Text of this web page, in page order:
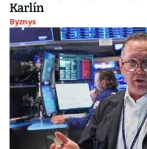
Karlín
Byznys